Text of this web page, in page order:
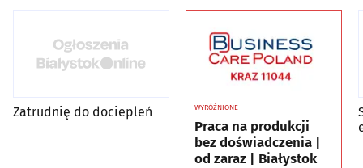
Zatrudnię do dociepleń WYRÓŻNIONE
Praca na produkcji
bez doświadczenia |
od zaraz | Białystok